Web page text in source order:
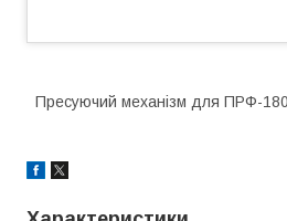
Пресуючий механізм для ПРФ-